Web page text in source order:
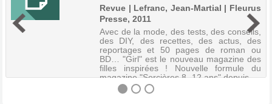
Revue | Lefranc, Jean-Martial | Fleurus
Presse, 2011
Avec de la mode, des tests, des conseils,
des DIY, des recettes, des actus, des
reportages et 50 pages de roman ou
BD… "Girl" est le nouveau magazine des
filles inspirées ! Nouvelle formule du
magazine "Sorcières 8 -12 ans" depuis...